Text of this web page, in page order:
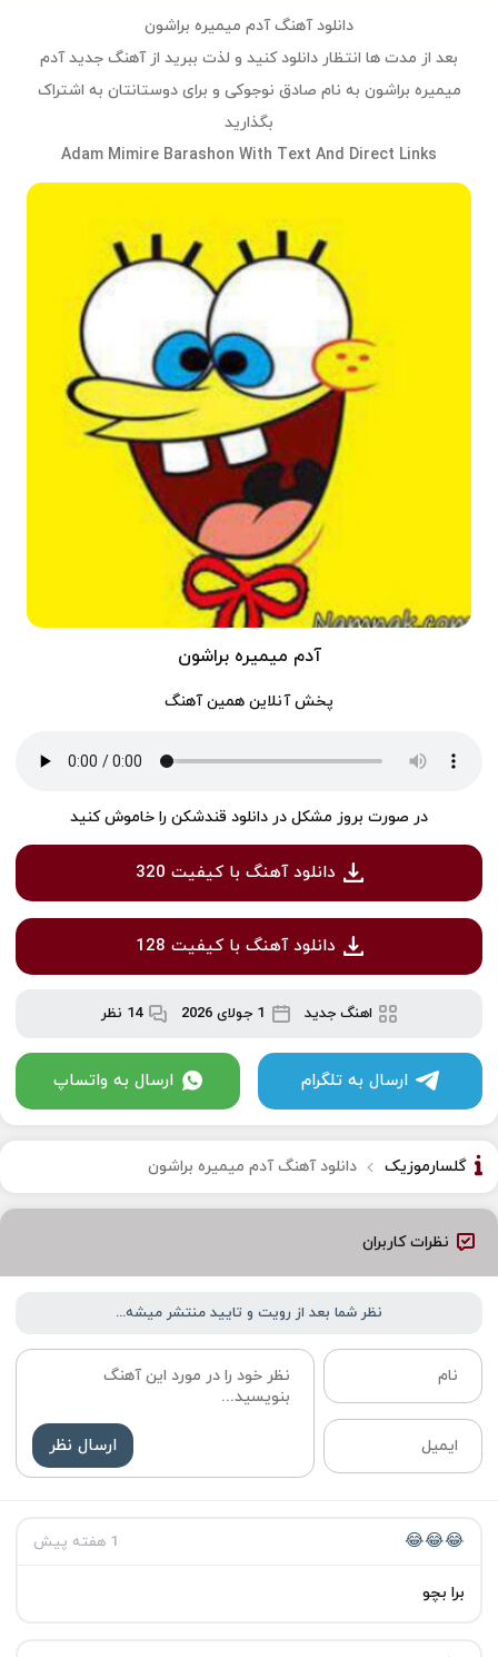
دانلود آهنگ آدم میمیره براشون
بعد از مدت ها انتظار دانلود کنید و لذت ببرید از آهنگ جدیدآدم
میمیره براشون به نام صادق نوجوکی و برای دوستانتان به اشتراک
بگذارید
Adam Mimire Barashon With Text And Direct Links
آدم میمیره براشون
پخش آنلاین همین آهنگ
در صورت بروز مشکل در دانلود قندشکن را خاموش کنید
دانلود آهنگ با کیفیت 320
دانلود آهنگ با کیفیت 128
اهنگ جدید 1 جولای 2026 14 نظر
ارسال به تلگرام ارسال به واتساپ
گلسارموزیک دانلود آهنگ آدم میمیره براشون
نظرات کاربران
نظر شما بعد از رویت و تایید منتشر میشه...
ارسال نظر
😂😂😂 1 هفته پیش
برا بچو